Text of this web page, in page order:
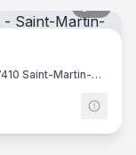
14 Quai de Bernonville, Galerie de l'îlot, 17410 Saint-Martin-de-Ré